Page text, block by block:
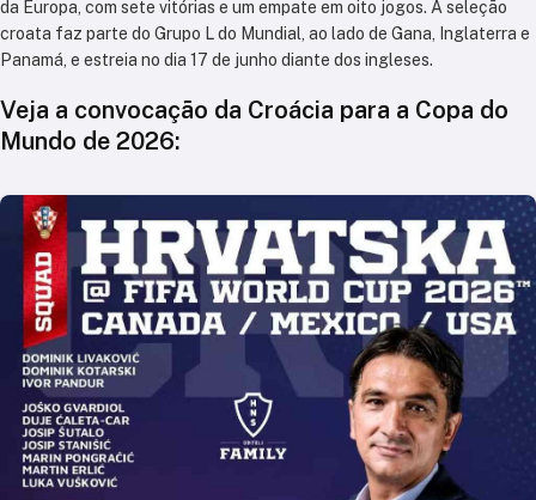
da Europa, com sete vitórias e um empate em oito jogos. A seleção
croata faz parte do Grupo L do Mundial, ao lado de Gana, Inglaterra e
Panamá, e estreia no dia 17 de junho diante dos ingleses.
Veja a convocação da Croácia para a Copa do
Mundo de 2026: